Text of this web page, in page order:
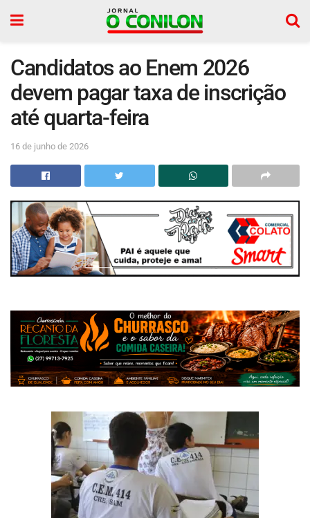
Candidatos ao Enem 2026
devem pagar taxa de inscrição
até quarta-feira
16 de junho de 2026